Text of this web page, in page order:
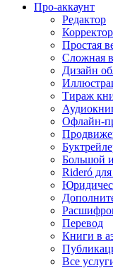
Про-аккаунт
Редактор
Корректор
Простая
Сложная
Дизайн
Тираж
Офлайн-
Большой
Rideró для
Перевод
Книги в
Все